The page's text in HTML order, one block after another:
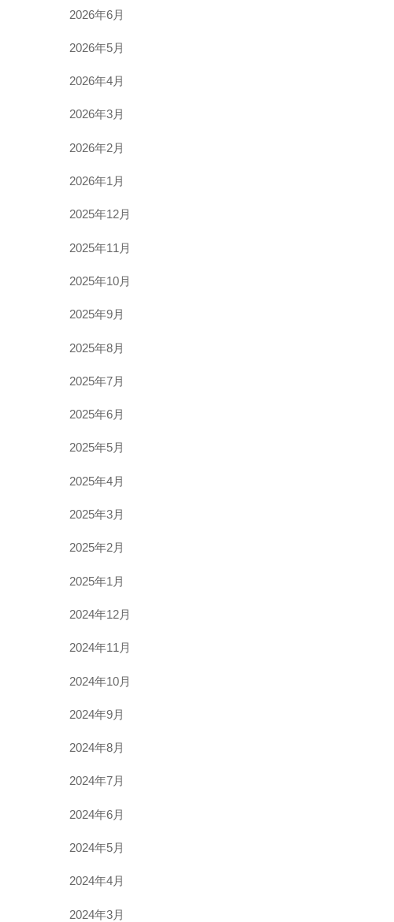
2026年6月
2026年5月
2026年4月
2026年3月
2026年2月
2026年1月
2025年12月
2025年11月
2025年10月
2025年9月
2025年8月
2025年7月
2025年6月
2025年5月
2025年4月
2025年3月
2025年2月
2025年1月
2024年12月
2024年11月
2024年10月
2024年9月
2024年8月
2024年7月
2024年6月
2024年5月
2024年4月
2024年3月